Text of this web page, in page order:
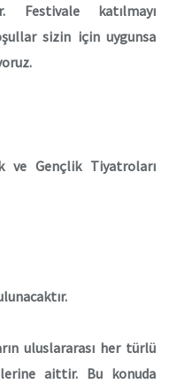
Festivale katılmayı
sizin için uygunsa
ve Gençlik Tiyatroları
uluslararası her türlü
aittir. Bu konuda